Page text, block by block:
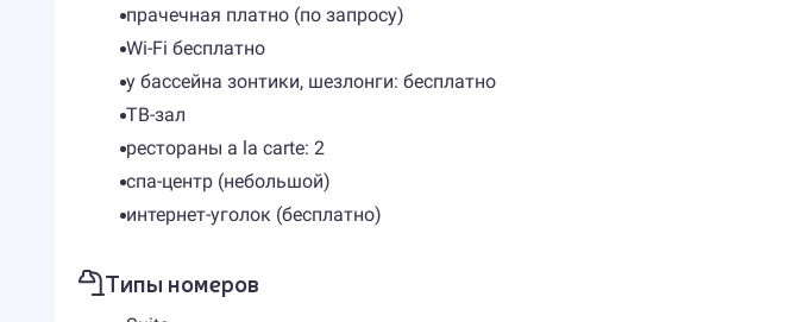
прачечная платно (по запросу)
Wi-Fi бесплатно
у бассейна зонтики, шезлонги: бесплатно
ТВ-зал
рестораны a la carte: 2
спа-центр (небольшой)
интернет-уголок (бесплатно)
Типы номеров